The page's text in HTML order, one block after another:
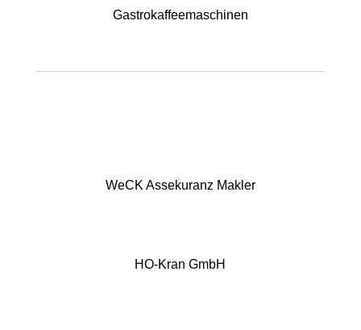
Gastrokaffeemaschinen
WeCK Assekuranz Makler
HO-Kran GmbH